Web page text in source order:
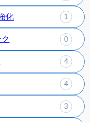
化 1
0
4
4
3